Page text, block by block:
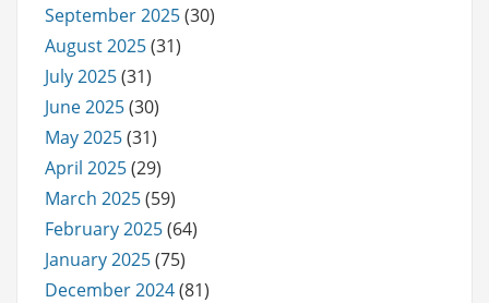
September 2025(30)
August 2025(31)
July 2025(31)
June 2025(30)
May 2025(31)
April 2025(29)
March 2025(59)
February 2025(64)
January 2025(75)
December 2024(81)